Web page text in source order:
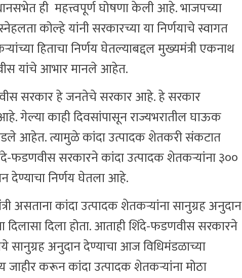
ही महत्त्वपूर्ण घोषणा केली आहे. भाजपच्या
कोल्हे यांनी सरकारच्या या निर्णयाचे स्वागत
हिताचा निर्णय घेतल्याबद्दल मुख्यमंत्री एकनाथ
यांचे आभार मानले आहेत.
सरकार हे जनतेचे सरकार आहे. हे सरकार
गेल्या काही दिवसांपासून राज्यभरातील घाऊक
आहेत. त्यामुळे कांदा उत्पादक शेतकरी संकटात
फडणवीस सरकारने कांदा उत्पादक शेतकऱ्यांना ३००
देण्याचा निर्णय घेतला आहे.
असताना कांदा उत्पादक शेतकऱ्यांना सानुग्रह अनुदान
दिलासा दिला होता. आताही शिंदे-फडणवीस सरकारने
सानुग्रह अनुदान देण्याचा आज विधिमंडळाच्या
करून कांदा उत्पादक शेतकऱ्यांना मोठा